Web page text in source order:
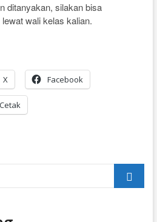
ditanyakan, silakan bisa
wali kelas kalian.
X Facebook
Cetak